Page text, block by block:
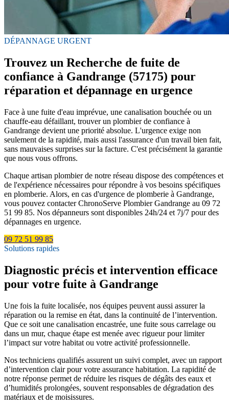
DÉPANNAGE URGENT
Trouvez un Recherche de fuite de
confiance à Gandrange (57175) pour
réparation et dépannage en urgence
Face à une fuite d'eau imprévue, une canalisation bouchée ou un
chauffe-eau défaillant, trouver un plombier de confiance à
Gandrange devient une priorité absolue. L'urgence exige non
seulement de la rapidité, mais aussi l'assurance d'un travail bien fait,
sans mauvaises surprises sur la facture. C'est précisément la garantie
que nous vous offrons.
Chaque artisan plombier de notre réseau dispose des compétences et
de l'expérience nécessaires pour répondre à vos besoins spécifiques
en plomberie. Alors, en cas d'urgence de plomberie à Gandrange,
vous pouvez contacter ChronoServe Plombier Gandrange au 09 72
51 99 85. Nos dépanneurs sont disponibles 24h/24 et 7j/7 pour des
dépannages en urgence.
09 72 51 99 85
Solutions rapides
Diagnostic précis et intervention efficace
pour votre fuite à Gandrange
Une fois la fuite localisée, nos équipes peuvent aussi assurer la
réparation ou la remise en état, dans la continuité de l’intervention.
Que ce soit une canalisation encastrée, une fuite sous carrelage ou
dans un mur, chaque étape est menée avec rigueur pour limiter
l’impact sur votre habitat ou votre activité professionnelle.
Nos techniciens qualifiés assurent un suivi complet, avec un rapport
d’intervention clair pour votre assurance habitation. La rapidité de
notre réponse permet de réduire les risques de dégâts des eaux et
d’humidités prolongées, souvent responsables de dégradation des
matériaux et de moisissures.